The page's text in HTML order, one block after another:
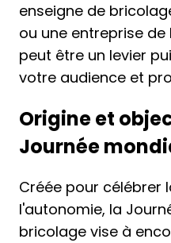
enseigne de
ou une entreprise
peut être un levier
votre audience et
Origine et
Journée
Créée pour célébrer
l'autonomie, la
bricolage vise à